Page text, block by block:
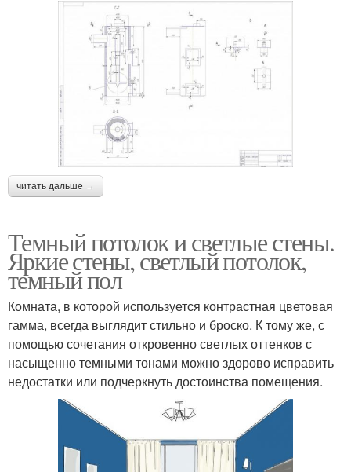
читать дальше →
Темный потолок и светлые стены.
Яркие стены, светлый потолок,
темный пол
Комната, в которой используется контрастная цветовая
гамма, всегда выглядит стильно и броско. К тому же, с
помощью сочетания откровенно светлых оттенков с
насыщенно темными тонами можно здорово исправить
недостатки или подчеркнуть достоинства помещения.